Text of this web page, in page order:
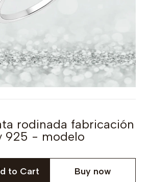
rodinada fabricación
925 - modelo
to Cart Buy now